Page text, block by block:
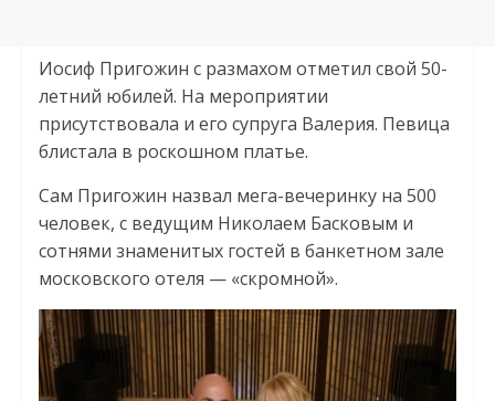
Иосиф Пригожин с размахом отметил свой 50-
летний юбилей. На мероприятии
присутствовала и его супруга Валерия. Певица
блистала в роскошном платье.
Сам Пригожин назвал мега-вечеринку на 500
человек, с ведущим Николаем Басковым и
сотнями знаменитых гостей в банкетном зале
московского отеля — «скромной».